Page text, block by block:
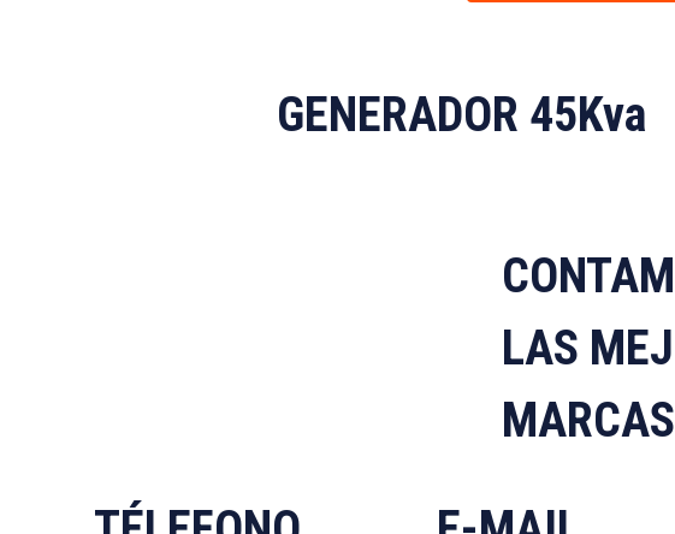
GENERADOR 45Kva
LAS
MARCAS